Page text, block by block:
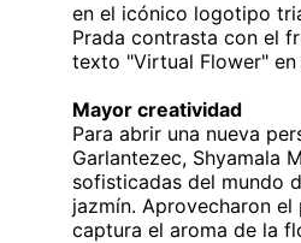
en el icónico logotipo
Prada contrasta con el
texto "Virtual Flower" en
Mayor creatividad
Para abrir una nueva
Garlantezec, Shyamala
sofisticadas del mundo
jazmín. Aprovecharon
captura el aroma de la